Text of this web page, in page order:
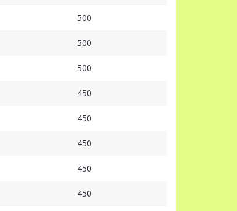
500
500
500
450
450
450
450
450